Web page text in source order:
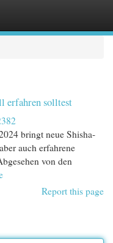
erfahren solltest
bringt neue Shisha-
auch erfahrene
von den
Report this page